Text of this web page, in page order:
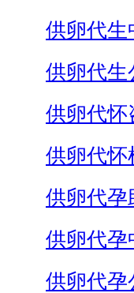
供卵代生
供卵代生
供卵代怀
供卵代怀
供卵代孕
供卵代孕
供卵代孕